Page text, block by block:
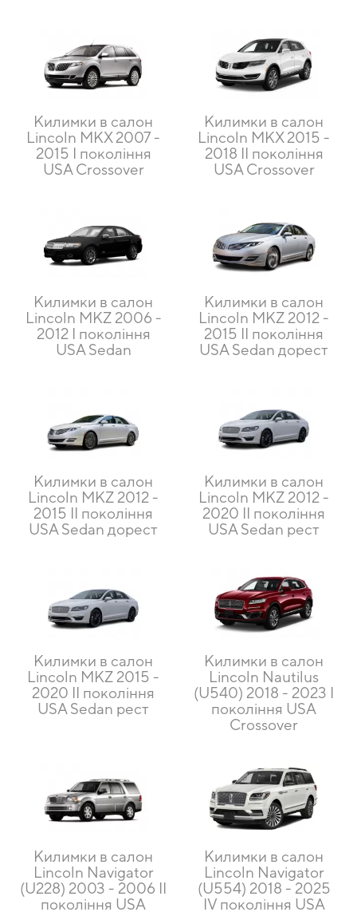
Килимки в салон
Lincoln MKX 2007 -
2015 I покоління
USA Crossover
Килимки в салон
Lincoln MKX 2015 -
2018 II покоління
USA Crossover
Килимки в салон
Lincoln MKZ 2006 -
2012 I покоління
USA Sedan
Килимки в салон
Lincoln MKZ 2012 -
2015 II покоління
USA Sedan дорест
Килимки в салон
Lincoln MKZ 2012 -
2015 II покоління
USA Sedan дорест
Килимки в салон
Lincoln MKZ 2012 -
2020 II покоління
USA Sedan рест
Килимки в салон
Lincoln MKZ 2015 -
2020 II покоління
USA Sedan рест
Килимки в салон
Lincoln Nautilus
(U540) 2018 - 2023 I
покоління USA
Crossover
Килимки в салон
Lincoln Navigator
(U228) 2003 - 2006 II
покоління USA
Килимки в салон
Lincoln Navigator
(U554) 2018 - 2025
IV покоління USA